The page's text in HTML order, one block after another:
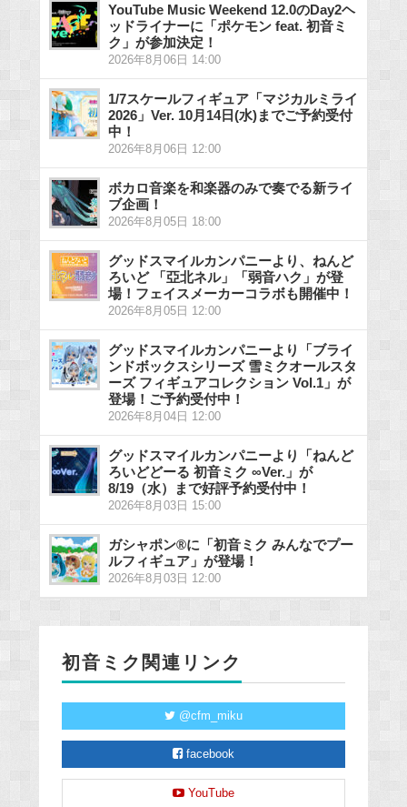
YouTube Music Weekend 12.0のDay2ヘ
ッドライナーに「ポケモン feat. 初音ミ
ク」が参加決定！
2026年8月06日 14:00
1/7スケールフィギュア「マジカルミライ
2026」Ver. 10月14日(水)までご予約受付
中！
2026年8月06日 12:00
ボカロ音楽を和楽器のみで奏でる新ライ
ブ企画！
2026年8月05日 18:00
グッドスマイルカンパニーより、ねんど
ろいど 「亞北ネル」「弱音ハク」が登
場！フェイスメーカーコラボも開催中！
2026年8月05日 12:00
グッドスマイルカンパニーより「ブライ
ンドボックスシリーズ 雪ミクオールスタ
ーズ フィギュアコレクション Vol.1」が
登場！ご予約受付中！
2026年8月04日 12:00
グッドスマイルカンパニーより「ねんど
ろいどどーる 初音ミク ∞Ver.」が
8/19（水）まで好評予約受付中！
2026年8月03日 15:00
ガシャポン®に「初音ミク みんなでプー
ルフィギュア」が登場！
2026年8月03日 12:00
初音ミク関連リンク
@cfm_miku
facebook
YouTube